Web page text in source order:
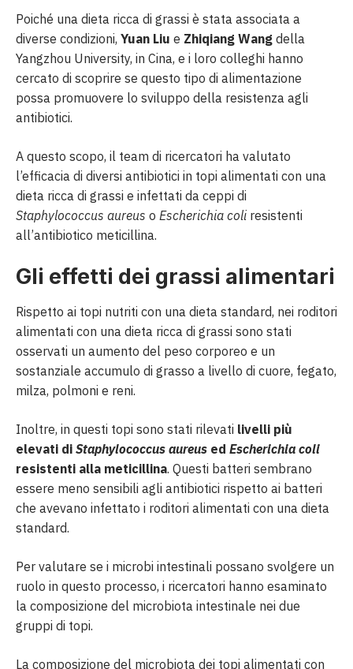
Poiché una dieta ricca di grassi è stata associata a
diverse condizioni, Yuan Liu e Zhiqiang Wang della
Yangzhou University, in Cina, e i loro colleghi hanno
cercato di scoprire se questo tipo di alimentazione
possa promuovere lo sviluppo della resistenza agli
antibiotici.
A questo scopo, il team di ricercatori ha valutato
l’efficacia di diversi antibiotici in topi alimentati con una
dieta ricca di grassi e infettati da ceppi di
Staphylococcus aureus o Escherichia coli resistenti
all’antibiotico meticillina.
Gli effetti dei grassi alimentari
Rispetto ai topi nutriti con una dieta standard, nei roditori
alimentati con una dieta ricca di grassi sono stati
osservati un aumento del peso corporeo e un
sostanziale accumulo di grasso a livello di cuore, fegato,
milza, polmoni e reni.
Inoltre, in questi topi sono stati rilevati livelli più
elevati di Staphylococcus aureus ed Escherichia coli
resistenti alla meticillina. Questi batteri sembrano
essere meno sensibili agli antibiotici rispetto ai batteri
che avevano infettato i roditori alimentati con una dieta
standard.
Per valutare se i microbi intestinali possano svolgere un
ruolo in questo processo, i ricercatori hanno esaminato
la composizione del microbiota intestinale nei due
gruppi di topi.
La composizione del microbiota dei topi alimentati con